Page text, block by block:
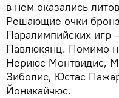
в нем оказались
Решающие очки
Паралимпийских игр
Павлюкянц. Помимо
Нериюс Монтвидис,
Зиболис, Юстас
Йоникайчюс.